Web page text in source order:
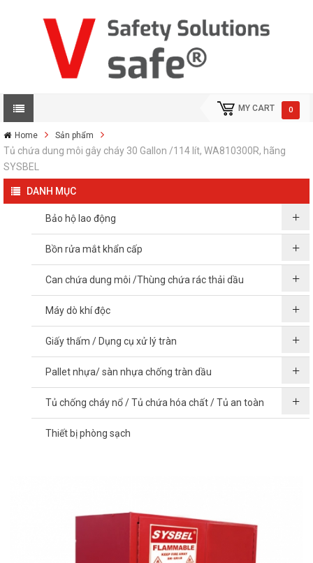
MY CART 0
Home Sản phẩm
Tủ chứa dung môi gây cháy 30 Gallon /114 lít, WA810300R, hãng
SYSBEL
DANH MỤC
Bảo hộ lao động
Bồn rửa mắt khẩn cấp
Can chứa dung môi /Thùng chứa rác thải dầu
Máy dò khí độc
Giấy thấm / Dụng cụ xử lý tràn
Pallet nhựa/ sàn nhựa chống tràn dầu
Tủ chống cháy nổ / Tủ chứa hóa chất / Tủ an toàn
Thiết bị phòng sạch